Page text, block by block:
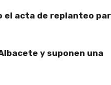
el acta de replanteo
y suponen una